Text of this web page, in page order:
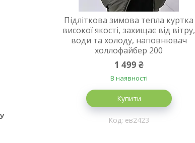
Підліткова зимова тепла куртка
високої якості, захищає від вітру,
води та холоду, наповнювач
холлофайбер 200
1 499 ₴
В наявності
Купити
ев2423